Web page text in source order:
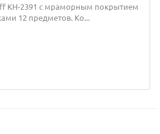
KH-2391 с мраморным покрытием
12 предметов. Ко...